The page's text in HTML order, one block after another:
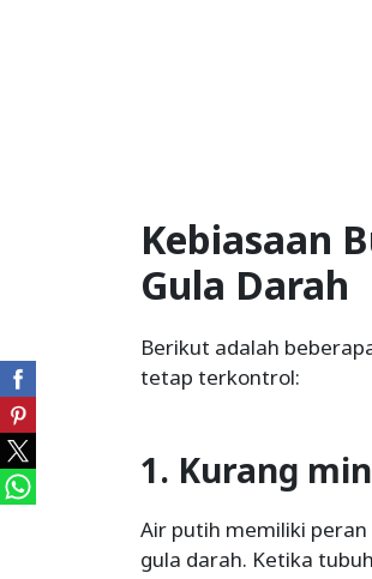
Kebiasaan
Gula Darah
Berikut adalah
tetap terkontrol:
1. Kurang
Air putih memiliki
gula darah. Ketika